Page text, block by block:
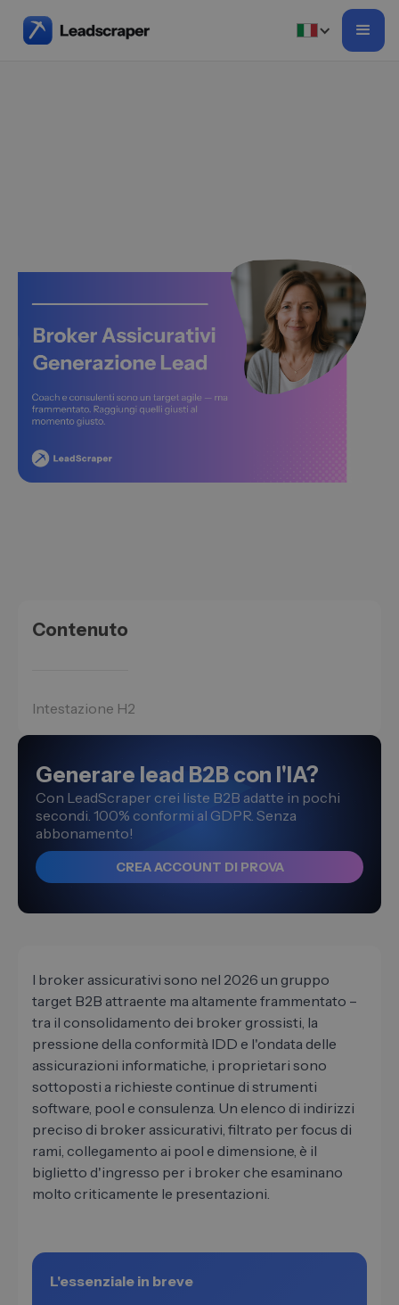
Contenuto
Intestazione H2
Generare lead B2B con l'IA?
Con LeadScraper crei liste B2B adatte in pochi
secondi. 100% conformi al GDPR. Senza
abbonamento!
CREA ACCOUNT DI PROVA
I broker assicurativi sono nel 2026 un gruppo
target B2B attraente ma altamente frammentato –
tra il consolidamento dei broker grossisti, la
pressione della conformità IDD e l'ondata delle
assicurazioni informatiche, i proprietari sono
sottoposti a richieste continue di strumenti
software, pool e consulenza. Un elenco di indirizzi
preciso di broker assicurativi, filtrato per focus di
rami, collegamento ai pool e dimensione, è il
biglietto d'ingresso per i broker che esaminano
molto criticamente le presentazioni.
L'essenziale in breve